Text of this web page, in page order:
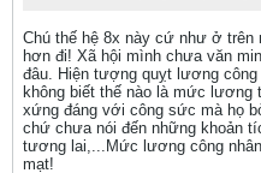
Chú thế hệ 8x này cứ như ở trên
hơn đi! Xã hội mình chưa văn
đâu. Hiện tượng quỵt lương công
không biết thế nào là mức
xứng đáng với công sức mà họ
chứ chưa nói đến những khoản
tương lai,...Mức lương công
mạt!